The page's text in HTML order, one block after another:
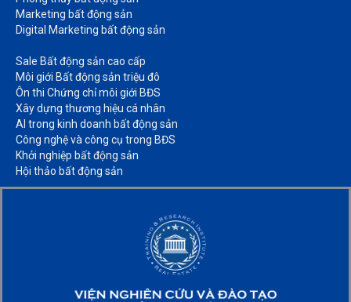
Marketing bất động sản​
Digital Marketing bất động sản​
Sale Bất động sản cao cấp​
Môi giới Bất động sản triệu đô​
Ôn thi Chứng chỉ môi giới BĐS​
Xây dựng thương hiệu cá nhân​
AI trong kinh doanh bất động sản​
Công nghệ và công cụ trong BĐS​
Khởi nghiệp bất động sản​
Hội thảo bất động sản​